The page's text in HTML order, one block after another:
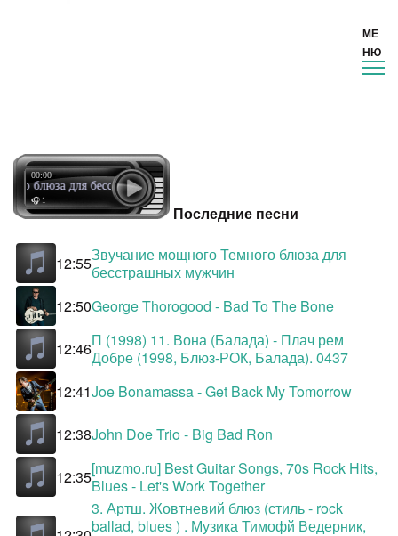
блюза для бесстрашных мужчин
00:00
🎧 1
Последние песни
12:55Звучание мощного Темного блюза для
бесстрашных мужчин
12:50George Thorogood - Bad To The Bone
12:46П (1998) 11. Вона (Балада) - Плач рем
Добре (1998, Блюз-РОК, Балада). 0437
12:41Joe Bonamassa - Get Back My Tomorrow
12:38John Doe Trio - Big Bad Ron
12:35[muzmo.ru] Best Guitar Songs, 70s Rock Hits,
Blues - Let's Work Together
3. Артш. Жовтневий блюз (стиль - rock
ballad, blues ) . Музика Тимофй Ведерник,